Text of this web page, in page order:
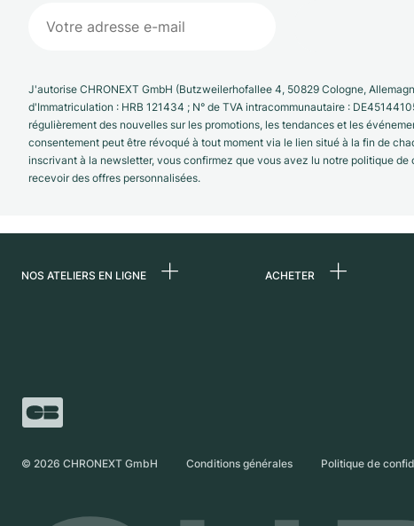
J'autorise CHRONEXT GmbH (Butzweilerhofallee 4, 50829 Cologne,
d'Immatriculation : HRB 121434 ; N° de TVA intracommunautaire :
régulièrement des nouvelles sur les promotions, les tendances et les
consentement peut être révoqué à tout moment via le lien situé à la fin de
inscrivant à la newsletter, vous confirmez que vous avez lu notre politique
recevoir des offres personnalisées.
NOS ATELIERS EN LIGNE
Suisse
Italie
ACHETER
© 2026 CHRONEXT GmbH Conditions générales Politique de